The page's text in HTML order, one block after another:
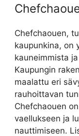
Chefchaouen,
kaupunkina, on
kauneimmista
Kaupungin
maalattu eri
rauhoittavan
Chefchaouen
vaellukseen ja
nauttimiseen.